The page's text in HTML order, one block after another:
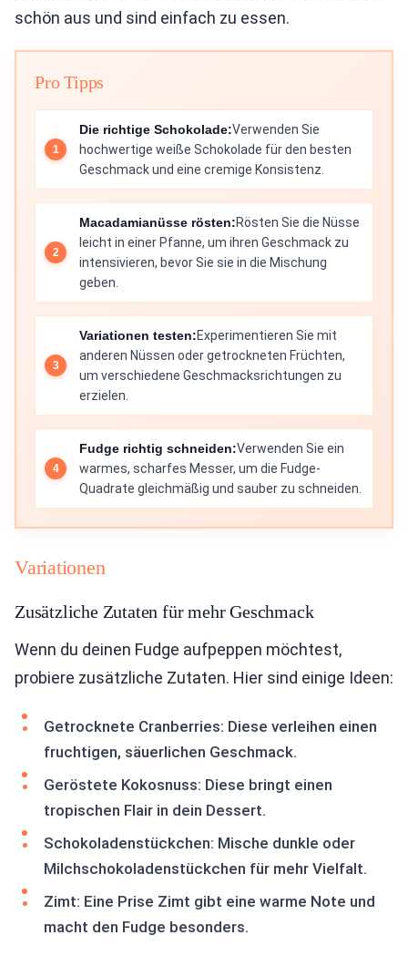
schön aus und sind einfach zu essen.
Pro Tipps
Die richtige Schokolade:Verwenden Sie
hochwertige weiße Schokolade für den besten
Geschmack und eine cremige Konsistenz.
Macadamianüsse rösten:Rösten Sie die Nüsse
leicht in einer Pfanne, um ihren Geschmack zu
intensivieren, bevor Sie sie in die Mischung
geben.
Variationen testen:Experimentieren Sie mit
anderen Nüssen oder getrockneten Früchten,
um verschiedene Geschmacksrichtungen zu
erzielen.
Fudge richtig schneiden:Verwenden Sie ein
warmes, scharfes Messer, um die Fudge-
Quadrate gleichmäßig und sauber zu schneiden.
Variationen
Zusätzliche Zutaten für mehr Geschmack
Wenn du deinen Fudge aufpeppen möchtest,
probiere zusätzliche Zutaten. Hier sind einige Ideen:
Getrocknete Cranberries: Diese verleihen einen
fruchtigen, säuerlichen Geschmack.
Geröstete Kokosnuss: Diese bringt einen
tropischen Flair in dein Dessert.
Schokoladenstückchen: Mische dunkle oder
Milchschokoladenstückchen für mehr Vielfalt.
Zimt: Eine Prise Zimt gibt eine warme Note und
macht den Fudge besonders.